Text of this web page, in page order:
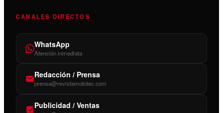
CANALES DIRECTOS
WhatsApp
Atención inmediata
Redacción / Prensa
prensa@revistamototec.com
Publicidad / Ventas